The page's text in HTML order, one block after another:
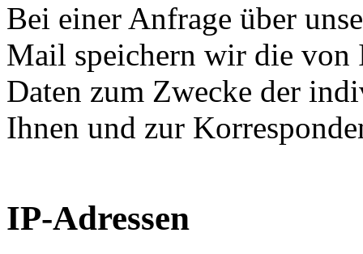
Bei einer Anfrage über
Mail speichern wir die von
Daten zum Zwecke der
Ihnen und zur
IP-Adressen